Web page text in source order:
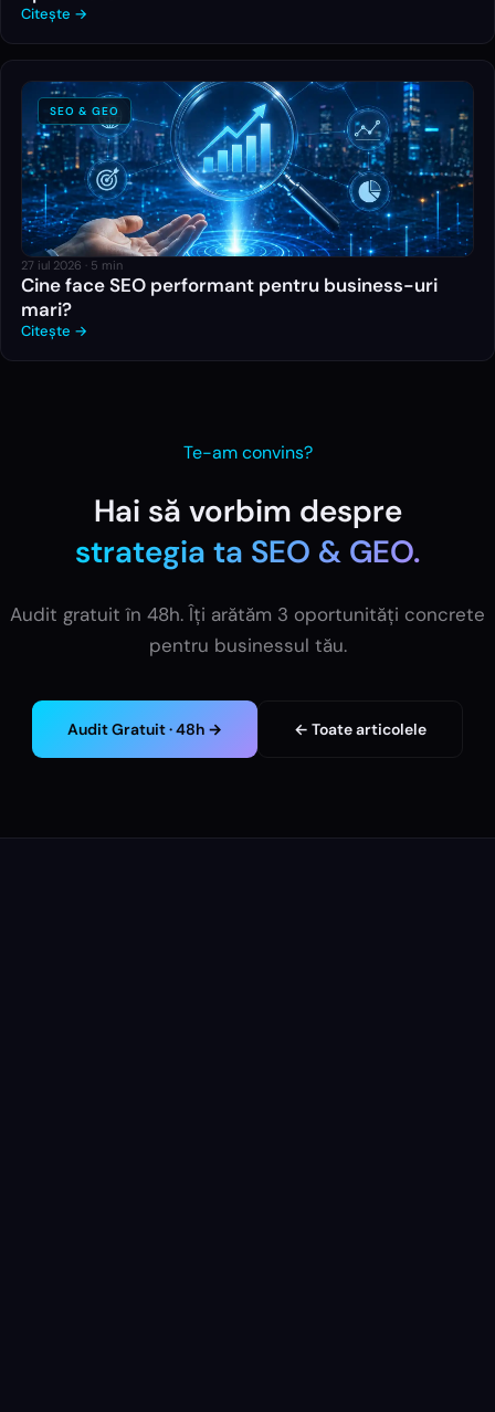
Citește →
SEO & GEO
27 iul 2026 · 5 min
Cine face SEO performant pentru business-uri
mari?
Citește →
Te-am convins?
Hai să vorbim despre
strategia ta SEO & GEO.
Audit gratuit în 48h. Îți arătăm 3 oportunități concrete
pentru businessul tău.
Audit Gratuit · 48h → ← Toate articolele